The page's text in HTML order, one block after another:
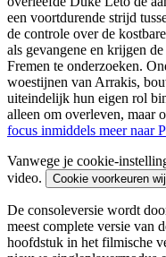
een voortdurende strijd
de controle over de
als gevangene en krijgen
Fremen te onderzoeken.
woestijnen van Arrakis,
uiteindelijk hun eigen rol
alleen om overleven, maar
focus inmiddels meer naar
Vanwege je cookie-
video.
Cookie voorkeuren
De consoleversie wordt
meest complete versie van
hoofdstuk in het filmische